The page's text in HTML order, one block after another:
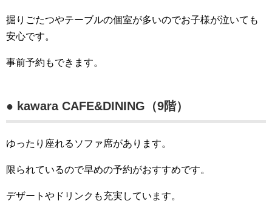
掘りごたつやテーブルの個室が多いのでお子様が泣いても
安心です。
事前予約もできます。
● kawara CAFE&DINING（9階）
ゆったり座れるソファ席があります。
限られているので早めの予約がおすすめです。
デザートやドリンクも充実しています。